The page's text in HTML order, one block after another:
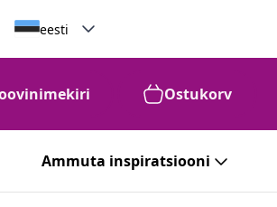
eesti
Ostukorv
Ammuta inspiratsiooni